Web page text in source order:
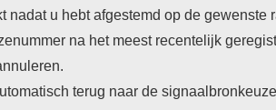
nadat u hebt afgestemd op de
na het meest recentelijk
terug naar de